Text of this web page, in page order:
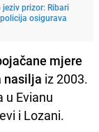
prizor: Ribari
osigurava
mjere
nasilja iz 2003.
u Evianu
i Lozani.